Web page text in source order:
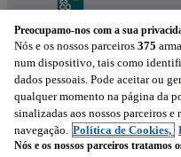
Preocupamo-nos com a sua
Nós e os nossos parceiros 375
num dispositivo, tais como
dados pessoais. Pode aceitar ou
qualquer momento na página da
sinalizadas aos nossos parceiros e
navegação. Política de Cookies,
Nós e os nossos parceiros tratamos